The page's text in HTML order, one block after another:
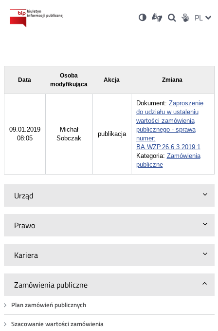
Ustawienia
Wersja
kontrastowa
Dla
niesłyszących
OtwórzOtwórz
w
Otwórz
w
Social PL
Urząd
Prawo
Kariera
Zamówienia publiczne
Plan zamówień publicznych
Szacowanie wartości zamówienia
Data
Osoba
modyfikująca
Akcja Zmiana
09.01.2019
08:05
Michał
Sobczak
publikacja
Dokument: Zaproszenie
do udziału w ustaleniu
wartości zamówienia
publicznego - sprawa
numer:
BA.WZP.26.6.3.2019.1
Kategoria: Zamówienia
publiczne